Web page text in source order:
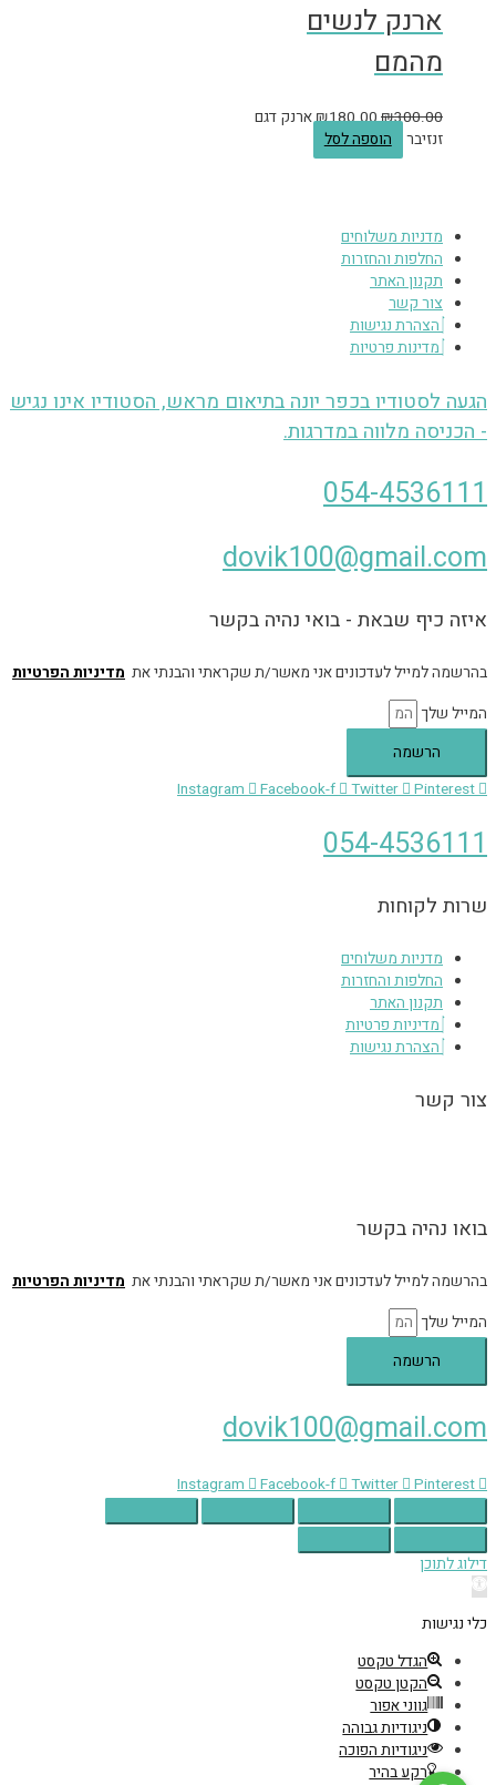
ארנק לנשים
מהמם
₪300.00
₪180.00
ארנק דגם
זנזיבר
הוספה לסל
מדניות משלוחים
החלפות והחזרות
תקנון האתר
צור קשר
הצהרת נגישות
מדינות פרטיות
הגעה לסטודיו בכפר יונה בתיאום מראש, הסטודיו אינו נגיש
- הכניסה מלווה במדרגות.
054-4536111
dovik100@gmail.com
איזה כיף שבאת - בואי נהיה בקשר
בהרשמה למייל לעדכונים אני מאשר/ת שקראתי והבנתי את מדיניות הפרטיות
המייל שלך
הרשמה
Instagram
Facebook-f Twitter Pinterest
054-4536111
שרות לקוחות
מדניות משלוחים
החלפות והחזרות
תקנון האתר
מדיניות פרטיות
הצהרת נגישות
צור קשר
בואו נהיה בקשר
בהרשמה למייל לעדכונים אני מאשר/ת שקראתי והבנתי את מדיניות הפרטיות
המייל שלך
הרשמה
dovik100@gmail.com
Instagram Facebook-f Twitter Pinterest
דילוג לתוכן
פתח
נגישות
כלי נגישות
הגדל טקסט
הקטן טקסט
גווני אפור
ניגודיות גבוהה
ניגודיות הפוכה
רקע בהיר